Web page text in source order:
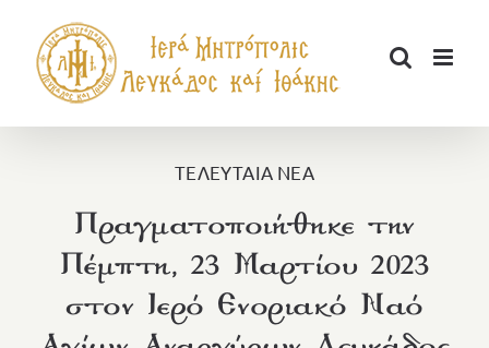
περιεχόμενο
ΤΕΛΕΥΤΑΙΑ ΝΕΑ
Πραγματοποιήθηκε την
Πέμπτη, 23 Μαρτίου 2023
στον Ιερό Ενοριακό Ναό